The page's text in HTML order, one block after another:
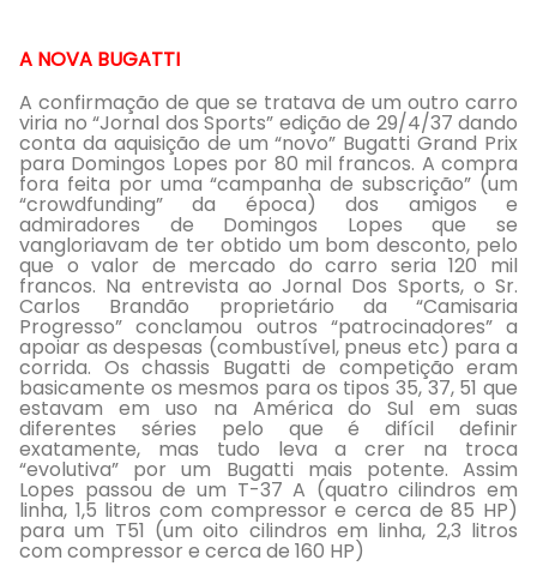
A NOVA BUGATTI
A confirmação de que se tratava de um outro carro
viria no “Jornal dos Sports” edição de 29/4/37 dando
conta da aquisição de um “novo” Bugatti Grand Prix
para Domingos Lopes por 80 mil francos. A compra
fora feita por uma “campanha de subscrição” (um
“crowdfunding” da época) dos amigos e
admiradores de Domingos Lopes que se
vangloriavam de ter obtido um bom desconto, pelo
que o valor de mercado do carro seria 120 mil
francos. Na entrevista ao Jornal Dos Sports, o Sr.
Carlos Brandão proprietário da “Camisaria
Progresso” conclamou outros “patrocinadores” a
apoiar as despesas (combustível, pneus etc) para a
corrida. Os chassis Bugatti de competição eram
basicamente os mesmos para os tipos 35, 37, 51 que
estavam em uso na América do Sul em suas
diferentes séries pelo que é difícil definir
exatamente, mas tudo leva a crer na troca
“evolutiva” por um Bugatti mais potente. Assim
Lopes passou de um T-37 A (quatro cilindros em
linha, 1,5 litros com compressor e cerca de 85 HP)
para um T51 (um oito cilindros em linha, 2,3 litros
com compressor e cerca de 160 HP)